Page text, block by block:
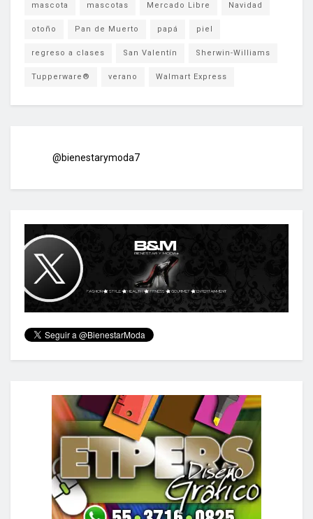
mascota mascotas Mercado Libre Navidad
otoño Pan de Muerto papá piel
regreso a clases San Valentín Sherwin-Williams
Tupperware® verano Walmart Express
@bienestarymoda7